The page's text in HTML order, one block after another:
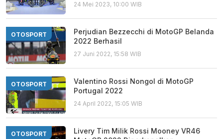
24 Mei 2023, 10:00 WIB
OTOSPORT
Perjudian Bezzecchi di MotoGP Belanda
2022 Berhasil
27 Juni 2022, 15:58 WIB
OTOSPORT
Valentino Rossi Nongol di MotoGP
Portugal 2022
24 April 2022, 15:05 WIB
OTOSPORT
Livery Tim Milik Rossi Mooney VR46